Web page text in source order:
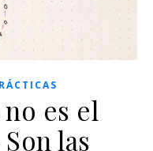
es el
las